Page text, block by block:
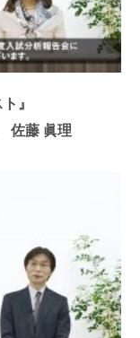
』
佐藤 眞理